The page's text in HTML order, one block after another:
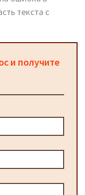
текста с
и получите